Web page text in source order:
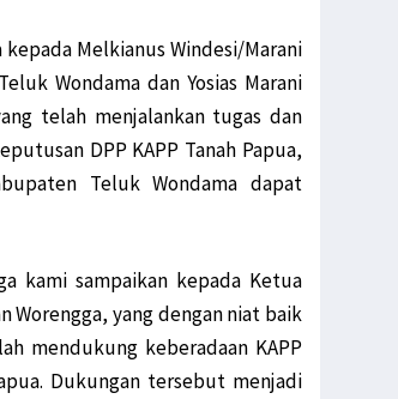
Melkianus Windesi/Marani
Wondama dan Yosias Marani
telah menjalankan tugas dan
DPP KAPP Tanah Papua,
Teluk Wondama dapat
kami sampaikan kepada Ketua
Worengga, yang dengan niat baik
mendukung keberadaan KAPP
Dukungan tersebut menjadi